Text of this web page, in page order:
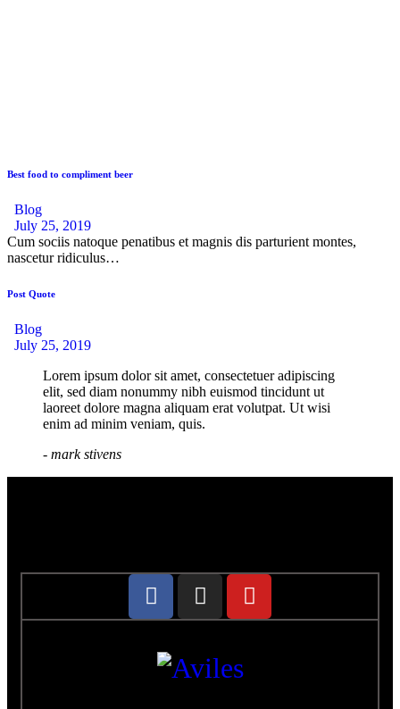
Best food to compliment beer
Blog
July 25, 2019
Cum sociis natoque penatibus et magnis dis parturient montes,
nascetur ridiculus…
Post Quote
Blog
July 25, 2019
Lorem ipsum dolor sit amet, consectetuer adipiscing
elit, sed diam nonummy nibh euismod tincidunt ut
laoreet dolore magna aliquam erat volutpat. Ut wisi
enim ad minim veniam, quis.
- mark stivens